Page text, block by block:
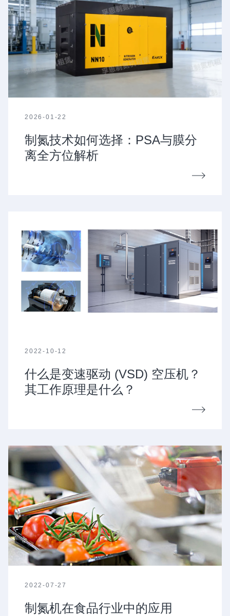
2026-01-22
制氮技术如何选择：PSA与膜分
离全方位解析
2022-10-12
什么是变速驱动 (VSD) 空压机？
其工作原理是什么？
2022-07-27
制氮机在食品行业中的应用